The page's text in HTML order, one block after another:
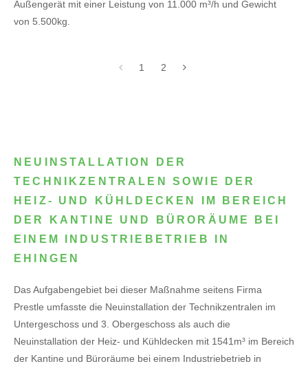
Außengerät mit einer Leistung von 11.000 m³/h und Gewicht
von 5.500kg.
1 2
NEUINSTALLATION DER
TECHNIKZENTRALEN SOWIE DER
HEIZ- UND KÜHLDECKEN IM BEREICH
DER KANTINE UND BÜRORÄUME BEI
EINEM INDUSTRIEBETRIEB IN
EHINGEN
Das Aufgabengebiet bei dieser Maßnahme seitens Firma
Prestle umfasste die Neuinstallation der Technikzentralen im
Untergeschoss und 3. Obergeschoss als auch die
Neuinstallation der Heiz- und Kühldecken mit 1541m³ im Bereich
der Kantine und Büroräume bei einem Industriebetrieb in